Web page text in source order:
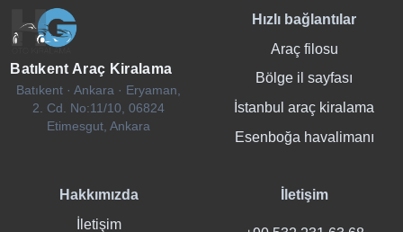
Batıkent Araç Kiralama
Batıkent · Ankara · Eryaman,
2. Cd. No:11/10, 06824
Etimesgut, Ankara
Hızlı bağlantılar
Araç filosu
Bölge il sayfası
İstanbul araç kiralama
Esenboğa havalimanı
Hakkımızda
İletişim
İletişim